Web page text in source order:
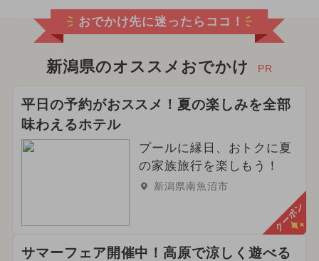
おでかけ先に迷ったらココ！
新潟県のオススメおでかけ PR
平日の予約がおススメ！夏の楽しみを全部
味わえるホテル
プールに縁日、おトクに夏
の家族旅行を楽しもう！
新潟県南魚沼市
クーポン
サマーフェア開催中！高原で涼しく遊べる